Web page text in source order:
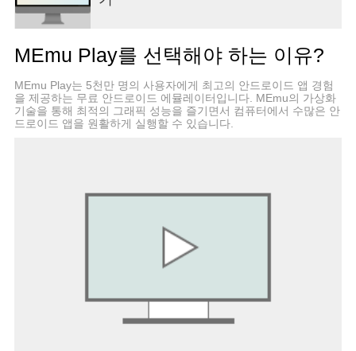
这里有最深度的新闻和最有趣的网友，
-----联系我们-----
QQ交流群：304167586，190991883
新浪微博：@网易新闻客户端
易信公众号：网易新闻
微信公众号：网易新闻客户端
MEmu Play를 선택해야 하는 이유?
MEmu Play는 5천만 명의 사용자에게 최고의 안드로이드 앱 경험
을 제공하는 무료 안드로이드 에뮬레이터입니다. MEmu의 가상화
기술을 통해 최적의 그래픽 성능을 즐기면서 컴퓨터에서 수많은 안
드로이드 앱을 원활하게 실행할 수 있습니다.